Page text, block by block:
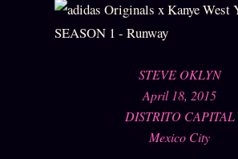
Words Radio
Archive complète
STEVE OKLYN
April 18, 2015
DISTRITO CAPITAL
Mexico City